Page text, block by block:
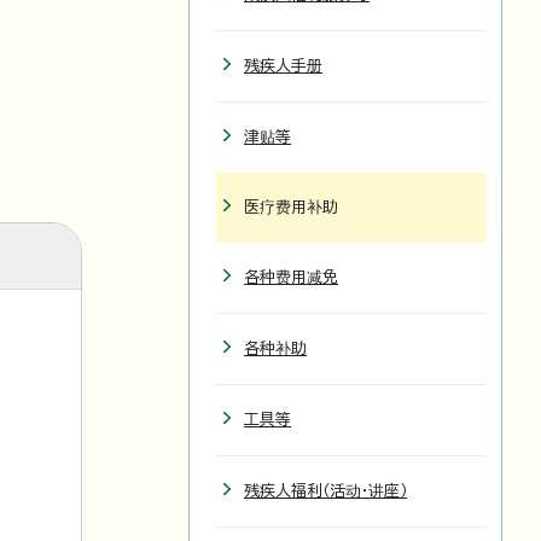
残疾人手册
津贴等
医疗费用补助
各种费用减免
各种补助
工具等
残疾人福利（活动・讲座）